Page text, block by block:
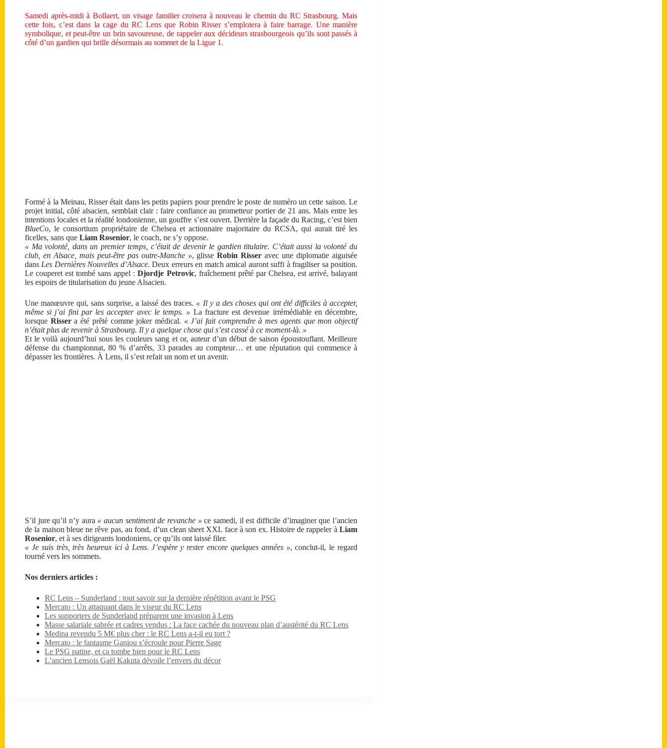
Samedi après-midi à Bollaert, un visage familier croisera à nouveau le chemin du RC Strasbourg. Mais
cette fois, c’est dans la cage du RC Lens que Robin Risser s’emploiera à faire barrage. Une manière
symbolique, et peut-être un brin savoureuse, de rappeler aux décideurs strasbourgeois qu’ils sont passés à
côté d’un gardien qui brille désormais au sommet de la Ligue 1.
Formé à la Meinau, Risser était dans les petits papiers pour prendre le poste de numéro un cette saison. Le
projet initial, côté alsacien, semblait clair : faire confiance au prometteur portier de 21 ans. Mais entre les
intentions locales et la réalité londonienne, un gouffre s’est ouvert. Derrière la façade du Racing, c’est bien
BlueCo, le consortium propriétaire de Chelsea et actionnaire majoritaire du RCSA, qui aurait tiré les
ficelles, sans que Liam Rosenior, le coach, ne s’y oppose.
« Ma volonté, dans un premier temps, c’était de devenir le gardien titulaire. C’était aussi la volonté du
club, en Alsace, mais peut-être pas outre-Manche », glisseRobin Risser avec une diplomatie aiguisée
dans Les Dernières Nouvelles d’Alsace. Deux erreurs en match amical auront suffi à fragiliser sa position.
Le couperet est tombé sans appel :Djordje Petrovic, fraîchement prêté par Chelsea, est arrivé, balayant
les espoirs de titularisation du jeune Alsacien.
Une manœuvre qui, sans surprise, a laissé des traces. « Il y a des choses qui ont été difficiles à accepter,
même si j’ai fini par les accepter avec le temps. » La fracture est devenue irrémédiable en décembre,
lorsque Rissera été prêté comme joker médical. « J’ai fait comprendre à mes agents que mon objectif
n’était plus de revenir à Strasbourg. Il y a quelque chose qui s’est cassé à ce moment-là. »
Et le voilà aujourd’hui sous les couleurs sang et or, auteur d’un début de saison époustouflant. Meilleure
défense du championnat, 80 % d’arrêts, 33 parades au compteur… et une réputation qui commence à
dépasser les frontières. À Lens, il s’est refait un nom et un avenir.
S’il jure qu’il n’y aura « aucun sentiment de revanche » ce samedi, il est difficile d’imaginer que l’ancien
de la maison bleue ne rêve pas, au fond, d’un clean sheet XXL face à son ex. Histoire de rappeler à Liam
Rosenior, et à ses dirigeants londoniens, ce qu’ils ont laissé filer.
« Je suis très, très heureux ici à Lens. J’espère y rester encore quelques années », conclut-il, le regard
tourné vers les sommets.
Nos derniers articles :
RC Lens – Sunderland : tout savoir sur la dernière répétition avant le PSG
Mercato : Un attaquant dans le viseur du RC Lens
Les supporters de Sunderland préparent une invasion à Lens
Masse salariale sabrée et cadres vendus : La face cachée du nouveau plan d’austérité du RC Lens
Medina revendu 5 M€ plus cher : le RC Lens a-t-il eu tort ?
Mercato : le fantasme Ganiou s’écroule pour Pierre Sage
Le PSG patine, et ça tombe bien pour le RC Lens
L’ancien Lensois Gaël Kakuta dévoile l’envers du décor